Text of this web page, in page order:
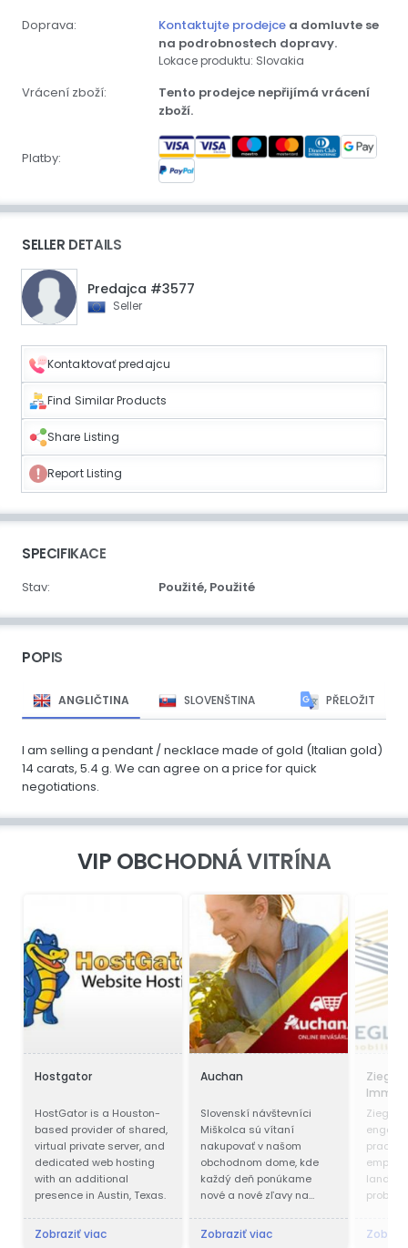
Doprava: Kontaktujte prodejce a domluvte se
na podrobnostech dopravy.
Lokace produktu: Slovakia
Vrácení zboží:
Tento prodejce nepřijímá vrácení
zboží.
Platby:
SELLER DETAILS
Predajca #3577
Seller
Kontaktovať predajcu
Find Similar Products
Share Listing
Report Listing
SPECIFIKACE
Stav: Použité, Použité
POPIS
ANGLIČTINA SLOVENŠTINA PŘELOŽIT
I am selling a pendant / necklace made of gold (Italian gold)
14 carats, 5.4 g. We can agree on a price for quick
negotiations.
VIP OBCHODNÁ VITRÍNA
Hostgator
HostGator is a Houston-
based provider of shared,
virtual private server, and
dedicated web hosting
with an additional
presence in Austin, Texas.
Zobraziť viac
Auchan
Slovenskí návštevníci
Miškolca sú vítaní
nakupovať v našom
obchodnom dome, kde
každý deň ponúkame
nové a nové zľavy na
produktov. Naše akcie a
Zobraziť viac
Ziegler
Ziegler
land